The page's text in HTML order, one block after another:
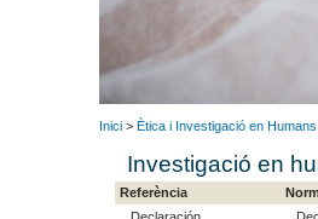
Inici > Ètica i Investigació en Humans
Investigació en
Referència